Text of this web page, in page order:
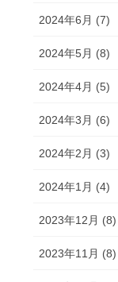
2024年6月 (7)
2024年5月 (8)
2024年4月 (5)
2024年3月 (6)
2024年2月 (3)
2024年1月 (4)
2023年12月 (8)
2023年11月 (8)